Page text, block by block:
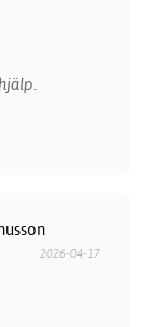
2026-04-17